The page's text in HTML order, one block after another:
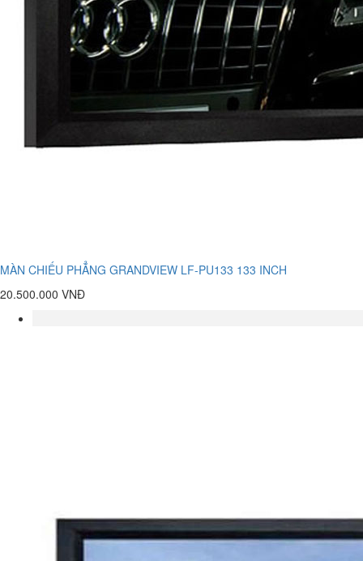
MÀN CHIẾU PHẲNG GRANDVIEW LF-PU133 133 INCH
20.500.000 VNĐ